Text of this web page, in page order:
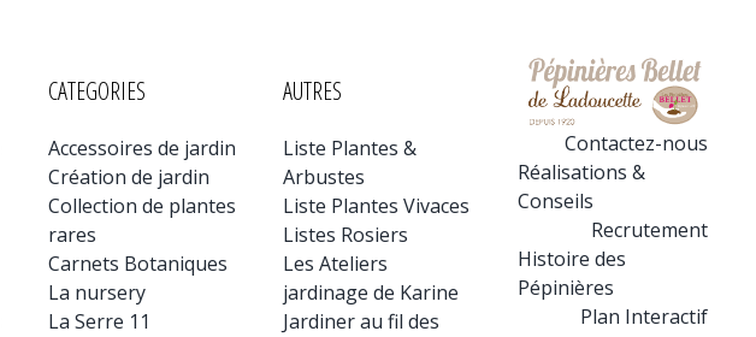
CATEGORIES
Accessoires de jardin
Création de jardin
Collection de plantes
rares
Carnets Botaniques
La nursery
La Serre 11
AUTRES
Liste Plantes &
Arbustes
Liste Plantes Vivaces
Listes Rosiers
Les Ateliers
jardinage de Karine
Jardiner au fil des
Contactez-nous
Réalisations &
Conseils
Recrutement
Histoire des
Pépinières
Plan Interactif